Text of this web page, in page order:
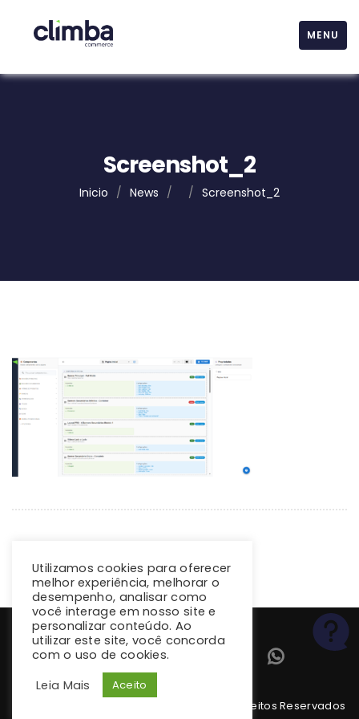
MENU
Screenshot_2
Inicio / News / / Screenshot_2
Copyright 2026 climba.com.br. Todos os Direitos Reservados
Utilizamos cookies para oferecer
melhor experiência, melhorar o
desempenho, analisar como
você interage em nosso site e
personalizar conteúdo. Ao
utilizar este site, você concorda
com o uso de cookies.
Leia Mais
Aceito